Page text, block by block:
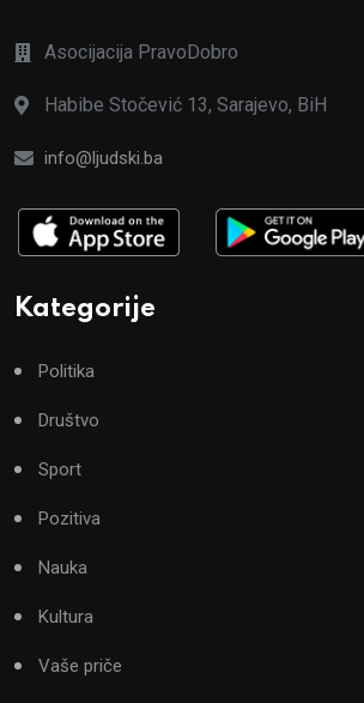
Asocijacija PravoDobro
Habibe Stočević 13, Sarajevo, BiH
info@ljudski.ba
Kategorije
Politika
Društvo
Sport
Pozitiva
Nauka
Kultura
Vaše priče